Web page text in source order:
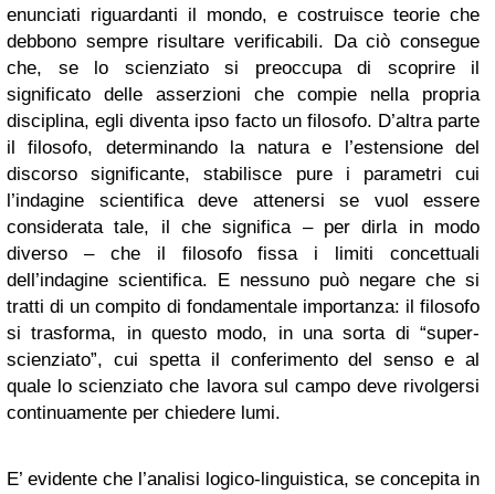
enunciati riguardanti il mondo, e costruisce teorie che
debbono sempre risultare verificabili. Da ciò consegue
che, se lo scienziato si preoccupa di scoprire il
significato delle asserzioni che compie nella propria
disciplina, egli diventa ipso facto un filosofo. D’altra parte
il filosofo, determinando la natura e l’estensione del
discorso significante, stabilisce pure i parametri cui
l’indagine scientifica deve attenersi se vuol essere
considerata tale, il che significa – per dirla in modo
diverso – che il filosofo fissa i limiti concettuali
dell’indagine scientifica. E nessuno può negare che si
tratti di un compito di fondamentale importanza: il filosofo
si trasforma, in questo modo, in una sorta di “super-
scienziato”, cui spetta il conferimento del senso e al
quale lo scienziato che lavora sul campo deve rivolgersi
continuamente per chiedere lumi.
E’ evidente che l’analisi logico-linguistica, se concepita in